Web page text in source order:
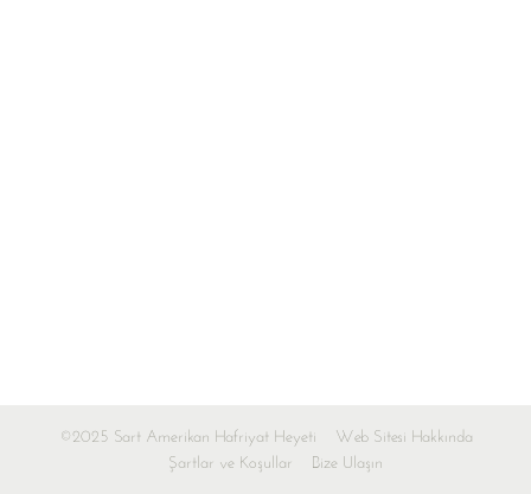
©2025 Sart Amerikan Hafriyat Heyeti
Web Sitesi Hakkında
Şartlar ve Koşullar
Bize Ulaşın